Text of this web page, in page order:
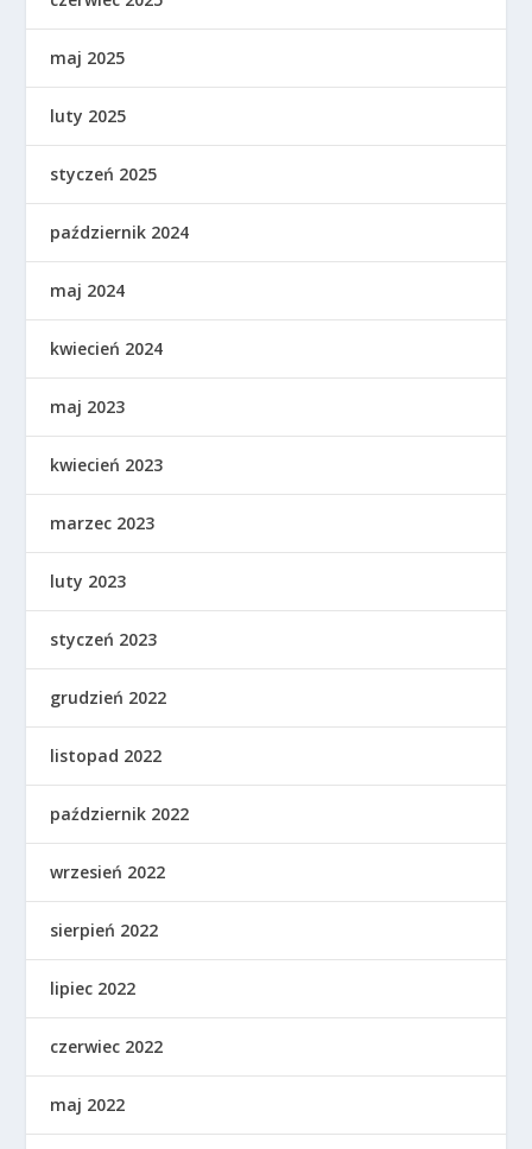
maj 2025
luty 2025
styczeń 2025
październik 2024
maj 2024
kwiecień 2024
maj 2023
kwiecień 2023
marzec 2023
luty 2023
styczeń 2023
grudzień 2022
listopad 2022
październik 2022
wrzesień 2022
sierpień 2022
lipiec 2022
czerwiec 2022
maj 2022